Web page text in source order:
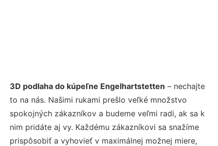
3D podlaha do kúpeľne Engelhartstetten – nechajte
to na nás. Našimi rukami prešlo veľké množstvo
spokojných zákazníkov a budeme veľmi radi, ak sa k
nim pridáte aj vy. Každému zákazníkovi sa snažíme
prispôsobiť a vyhovieť v maximálnej možnej miere,